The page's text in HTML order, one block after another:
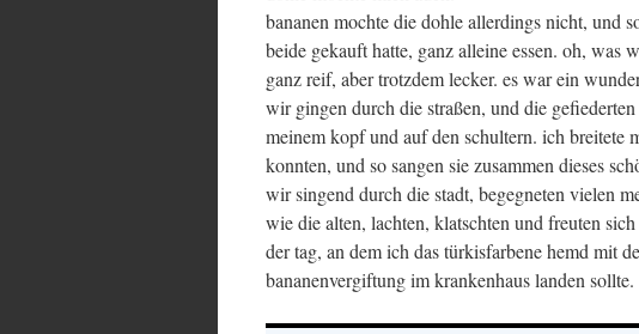
bananen mochte die dohle allerdings nicht, und
beide gekauft hatte, ganz alleine essen. oh, was
ganz reif, aber trotzdem lecker. es war ein
wir gingen durch die straßen, und die
meinem kopf und auf den schultern. ich breitete
konnten, und so sangen sie zusammen dieses
wir singend durch die stadt, begegneten vielen
wie die alten, lachten, klatschten und freuten
der tag, an dem ich das türkisfarbene hemd mit
bananenvergiftung im krankenhaus landen sollte.